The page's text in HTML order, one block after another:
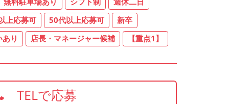
上応募可
50代以上応募可
新卒
り
店長・マネージャー候補 【重点1】
TELで応募